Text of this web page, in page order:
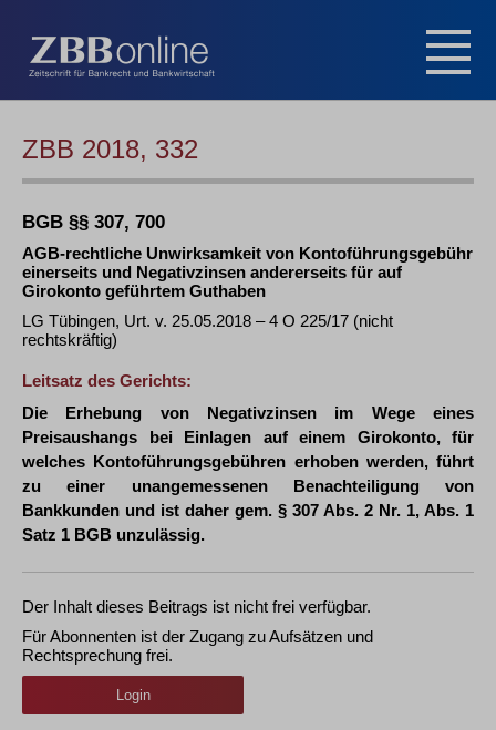
ZBB 2018, 332
BGB §§ 307, 700
AGB-rechtliche Unwirksamkeit von Kontoführungsgebühr
einerseits und Negativzinsen andererseits für auf
Girokonto geführtem Guthaben
LG Tübingen, Urt. v. 25.05.2018 – 4 O 225/17 (nicht
rechtskräftig)
Leitsatz des Gerichts:
Die Erhebung von Negativzinsen im Wege eines
Preisaushangs bei Einlagen auf einem Girokonto, für
welches Kontoführungsgebühren erhoben werden, führt
zu einer unangemessenen Benachteiligung von
Bankkunden und ist daher gem. § 307 Abs. 2 Nr. 1, Abs. 1
Satz 1 BGB unzulässig.
Der Inhalt dieses Beitrags ist nicht frei verfügbar.
Für Abonnenten ist der Zugang zu Aufsätzen und
Rechtsprechung frei.
Login